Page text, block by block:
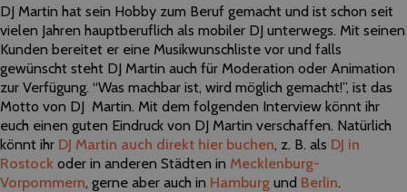
DJ Martin hat sein Hobby zum Beruf gemacht und ist schon seit
vielen Jahren hauptberuflich als mobiler DJ unterwegs. Mit seinen
Kunden bereitet er eine Musikwunschliste vor und falls
gewünscht steht DJ Martin auch für Moderation oder Animation
zur Verfügung. “Was machbar ist, wird möglich gemacht!”, ist das
Motto von DJ Martin. Mit dem folgenden Interview könnt ihr
euch einen guten Eindruck von DJ Martin verschaffen. Natürlich
könnt ihr DJ Martin auch direkt hier buchen, z. B. als DJ in
Rostock oder in anderen Städten in Mecklenburg-
Vorpommern, gerne aber auch in Hamburg und Berlin.